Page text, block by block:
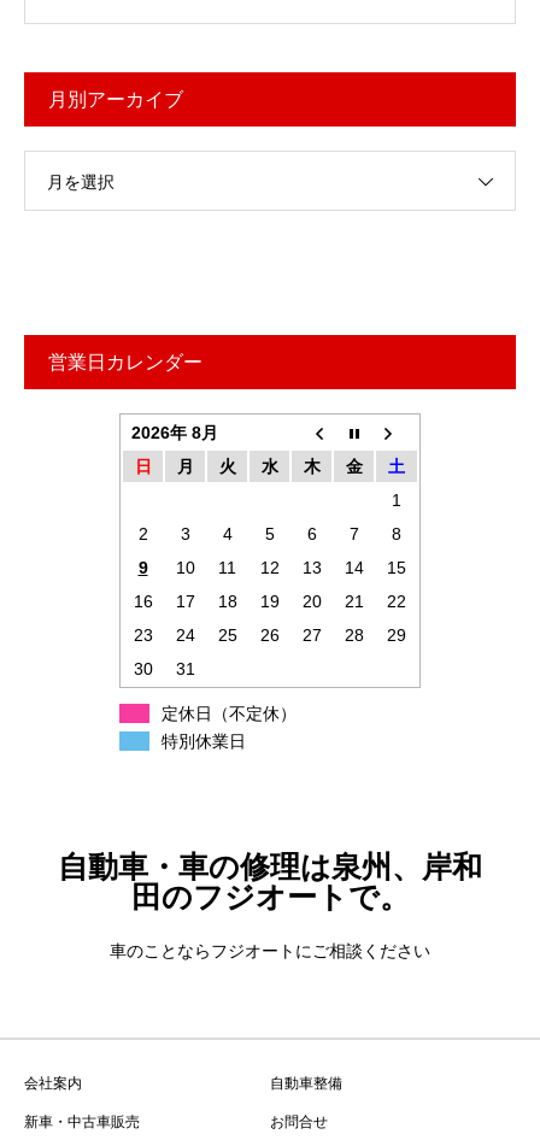
月別アーカイブ
月を選択
営業日カレンダー
2026年 8月
日
月 火 水 木 金
土
1
2
3 4 5 6 7
8
9
10 11 12 13 14
15
16
17 18 19 20 21
22
23
24 25 26 27 28
29
30
31
定休日（不定休）
特別休業日
自動車・車の修理は泉州、岸和
田のフジオートで。
車のことならフジオートにご相談ください
会社案内 自動車整備
新車・中古車販売 お問合せ